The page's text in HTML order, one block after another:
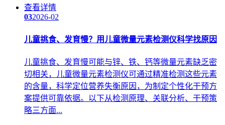
查看详情
032026-02
儿童挑食、发育慢？用儿童微量元素检测仪科学找原因
儿童挑食、发育慢可能与锌、铁、钙等微量元素缺乏密
切相关，儿童微量元素检测仪可通过精准检测这些元素
的含量，科学定位营养失衡原因，为制定个性化干预方
案提供可靠依据。以下从检测原理、关联分析、干预策
略三方面...